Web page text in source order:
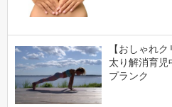
【おしゃれ
太り解消育児
プランク